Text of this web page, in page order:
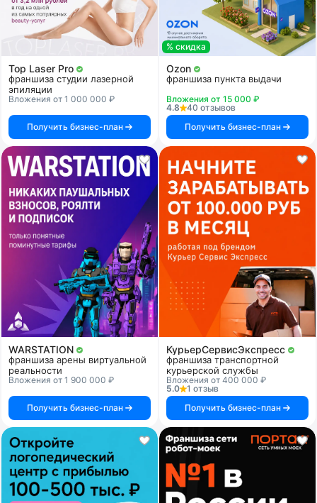
Top Laser Pro
франшиза студии лазерной
эпиляции
Вложения от 1 000 000 ₽
Получить бизнес-план
% скидка
Ozon
франшиза пункта выдачи
Вложения от 15 000 ₽
4.8
40 отзывов
Получить бизнес-план
WARSTATION
франшиза арены виртуальной
реальности
Вложения от 1 900 000 ₽
Получить бизнес-план
КурьерСервисЭкспресс
франшиза транспортной
курьерской службы
Вложения от 400 000 ₽
5.0
1 отзыв
Получить бизнес-план